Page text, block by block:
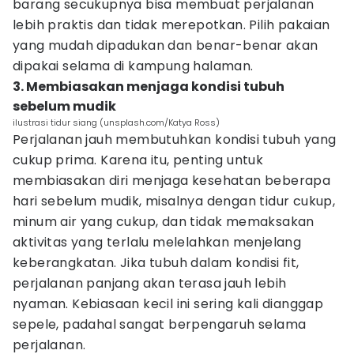
barang secukupnya bisa membuat perjalanan
lebih praktis dan tidak merepotkan. Pilih pakaian
yang mudah dipadukan dan benar-benar akan
dipakai selama di kampung halaman.
3. Membiasakan menjaga kondisi tubuh
sebelum mudik
ilustrasi tidur siang (unsplash.com/Katya Ross)
Perjalanan jauh membutuhkan kondisi tubuh yang
cukup prima. Karena itu, penting untuk
membiasakan diri menjaga kesehatan beberapa
hari sebelum mudik, misalnya dengan tidur cukup,
minum air yang cukup, dan tidak memaksakan
aktivitas yang terlalu melelahkan menjelang
keberangkatan. Jika tubuh dalam kondisi fit,
perjalanan panjang akan terasa jauh lebih
nyaman. Kebiasaan kecil ini sering kali dianggap
sepele, padahal sangat berpengaruh selama
perjalanan.